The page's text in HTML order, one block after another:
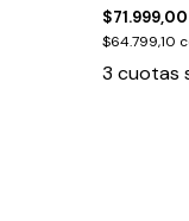
$71.999,00
$64.799,10
3 cuotas